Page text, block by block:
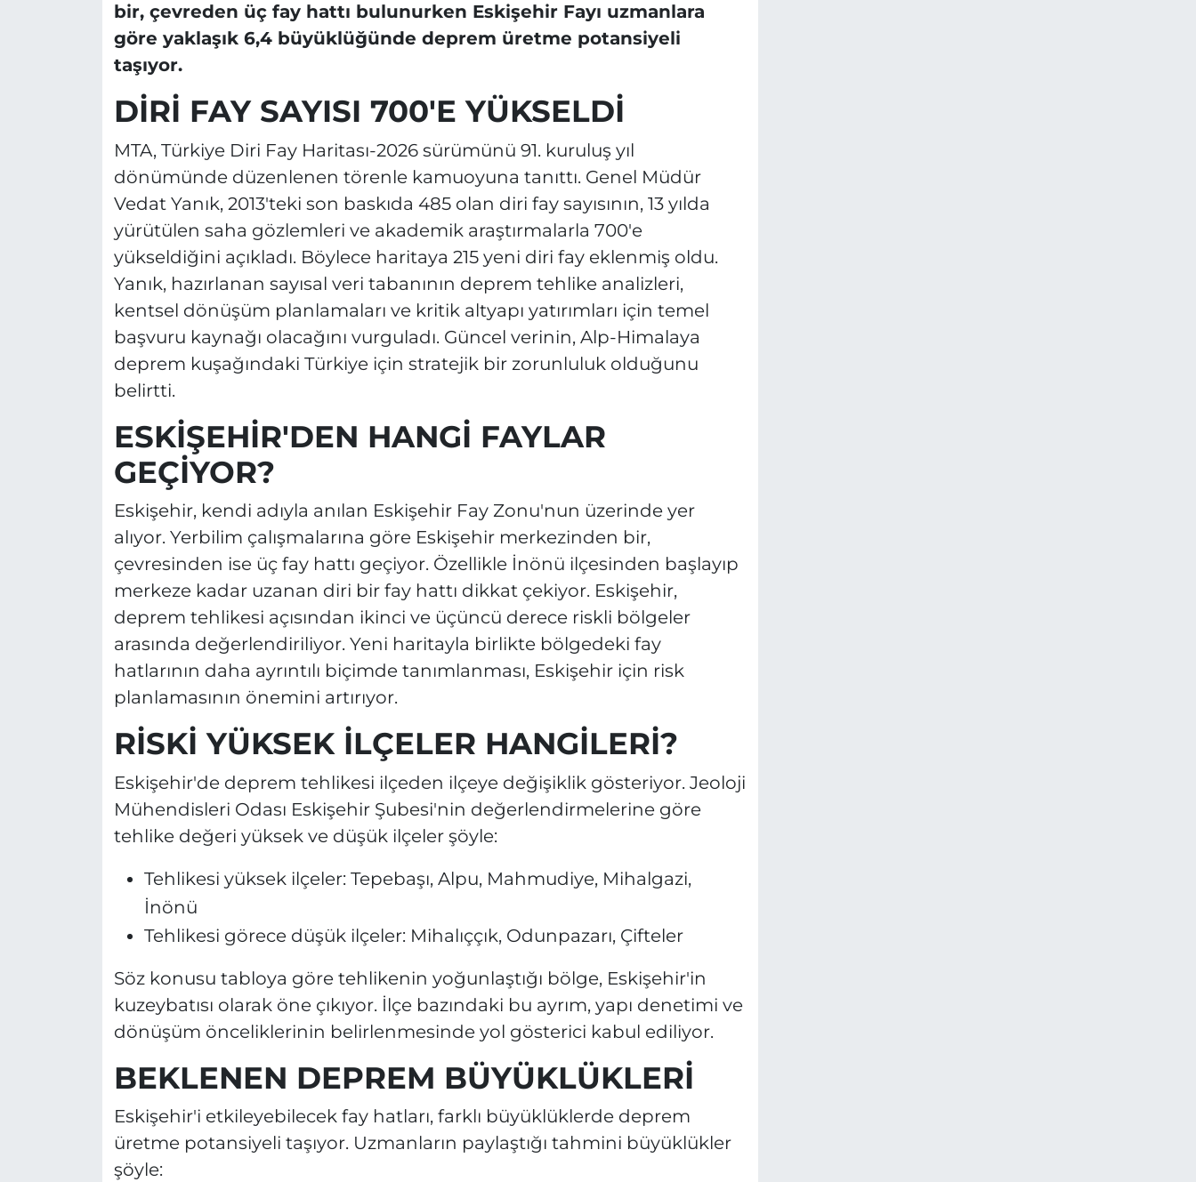
bir, çevreden üç fay hattı bulunurken Eskişehir Fayı uzmanlara
göre yaklaşık 6,4 büyüklüğünde deprem üretme potansiyeli
taşıyor.
DİRİ FAY SAYISI 700'E YÜKSELDİ
MTA, Türkiye Diri Fay Haritası-2026 sürümünü 91. kuruluş yıl
dönümünde düzenlenen törenle kamuoyuna tanıttı. Genel Müdür
Vedat Yanık, 2013'teki son baskıda 485 olan diri fay sayısının, 13 yılda
yürütülen saha gözlemleri ve akademik araştırmalarla 700'e
yükseldiğini açıkladı. Böylece haritaya 215 yeni diri fay eklenmiş oldu.
Yanık, hazırlanan sayısal veri tabanının deprem tehlike analizleri,
kentsel dönüşüm planlamaları ve kritik altyapı yatırımları için temel
başvuru kaynağı olacağını vurguladı. Güncel verinin, Alp-Himalaya
deprem kuşağındaki Türkiye için stratejik bir zorunluluk olduğunu
belirtti.
ESKİŞEHİR'DEN HANGİ FAYLAR
GEÇİYOR?
Eskişehir, kendi adıyla anılan Eskişehir Fay Zonu'nun üzerinde yer
alıyor. Yerbilim çalışmalarına göre Eskişehir merkezinden bir,
çevresinden ise üç fay hattı geçiyor. Özellikle İnönü ilçesinden başlayıp
merkeze kadar uzanan diri bir fay hattı dikkat çekiyor. Eskişehir,
deprem tehlikesi açısından ikinci ve üçüncü derece riskli bölgeler
arasında değerlendiriliyor. Yeni haritayla birlikte bölgedeki fay
hatlarının daha ayrıntılı biçimde tanımlanması, Eskişehir için risk
planlamasının önemini artırıyor.
RİSKİ YÜKSEK İLÇELER HANGİLERİ?
Eskişehir'de deprem tehlikesi ilçeden ilçeye değişiklik gösteriyor. Jeoloji
Mühendisleri Odası Eskişehir Şubesi'nin değerlendirmelerine göre
tehlike değeri yüksek ve düşük ilçeler şöyle:
Tehlikesi yüksek ilçeler: Tepebaşı, Alpu, Mahmudiye, Mihalgazi,
İnönü
Tehlikesi görece düşük ilçeler: Mihalıççık, Odunpazarı, Çifteler
Söz konusu tabloya göre tehlikenin yoğunlaştığı bölge, Eskişehir'in
kuzeybatısı olarak öne çıkıyor. İlçe bazındaki bu ayrım, yapı denetimi ve
dönüşüm önceliklerinin belirlenmesinde yol gösterici kabul ediliyor.
BEKLENEN DEPREM BÜYÜKLÜKLERİ
Eskişehir'i etkileyebilecek fay hatları, farklı büyüklüklerde deprem
üretme potansiyeli taşıyor. Uzmanların paylaştığı tahmini büyüklükler
şöyle: